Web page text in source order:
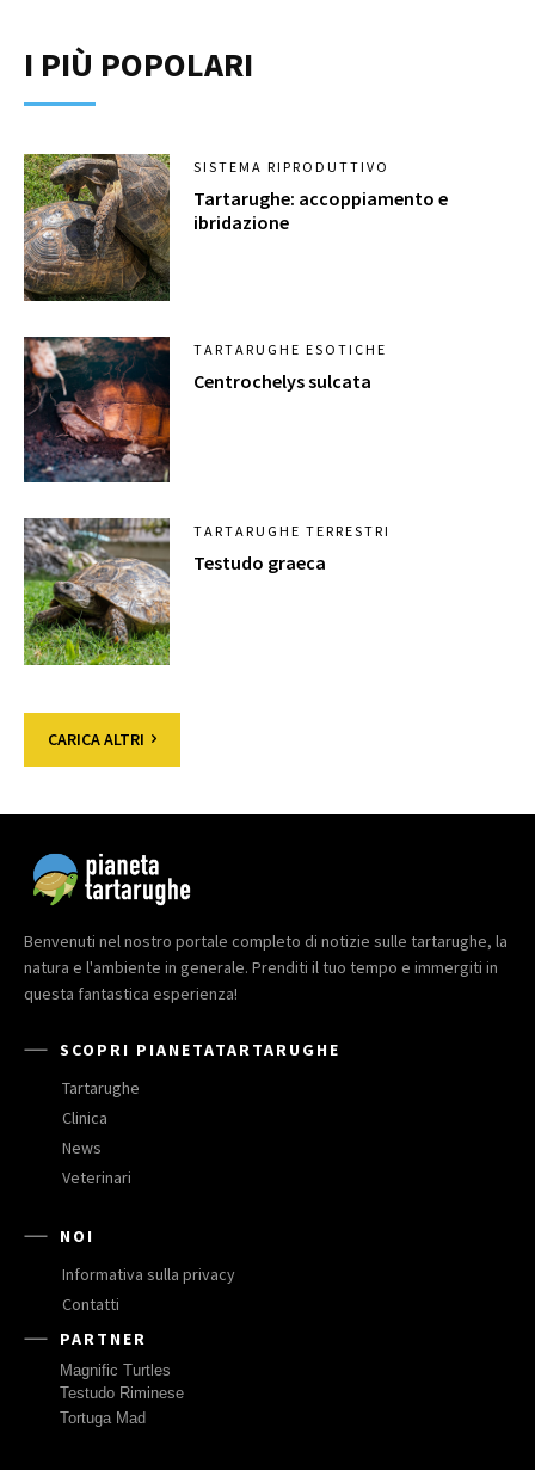
I PIÙ POPOLARI
SISTEMA RIPRODUTTIVO
Tartarughe: accoppiamento e
ibridazione
TARTARUGHE ESOTICHE
Centrochelys sulcata
TARTARUGHE TERRESTRI
Testudo graeca
CARICA ALTRI
Benvenuti nel nostro portale completo di notizie sulle tartarughe, la
natura e l'ambiente in generale. Prenditi il tuo tempo e immergiti in
questa fantastica esperienza!
SCOPRI PIANETATARTARUGHE
Tartarughe
Clinica
News
Veterinari
NOI
Informativa sulla privacy
Contatti
PARTNER
Magnific Turtles
Testudo Riminese
Tortuga Mad